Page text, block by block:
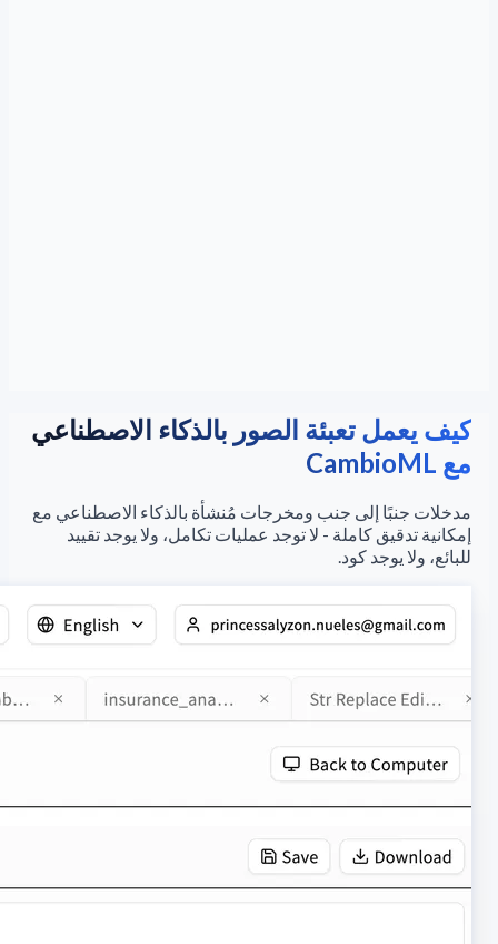
كيف يعمل تعبئة الصور بالذكاء الاصطناعي
مع CambioML
مدخلات جنبًا إلى جنب ومخرجات مُنشأة بالذكاء الاصطناعي مع
إمكانية تدقيق كاملة - لا توجد عمليات تكامل، ولا يوجد تقييد
للبائع، ولا يوجد كود.